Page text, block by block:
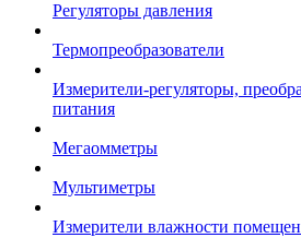
Регуляторы давления
Термопреобразователи
Измерители-регуляторы,
питания
Мегаомметры
Мультиметры
Измерители влажности